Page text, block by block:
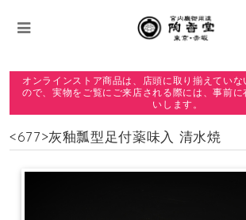
オンラインストア商品は、店頭に取り揃えてい
ので、実物をご覧にご来店される際には、事前
いします。
<677>灰釉瓢型足付薬味入 清水焼